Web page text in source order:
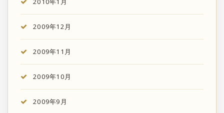
2009年12月
2009年11月
2009年10月
2009年9月